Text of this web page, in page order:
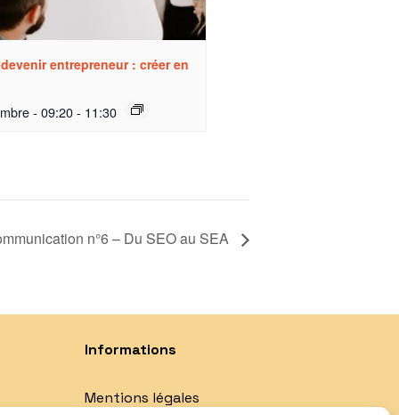
entrepreneur : créer en
- 09:20 - 11:30
n°6 – Du SEO au SEA
Informations
Mentions légales